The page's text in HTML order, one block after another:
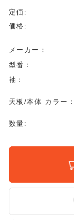
定価:
価格:
メーカー：
型番：
袖：
天板/本体 カラー：
数量: